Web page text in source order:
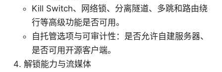
Kill Switch、网络锁、分离隧道、多跳和路由绕
行等高级功能是否可用。
自托管选项与可审计性：是否允许自建服务器、
是否可用开源客户端。
解锁能力与流媒体